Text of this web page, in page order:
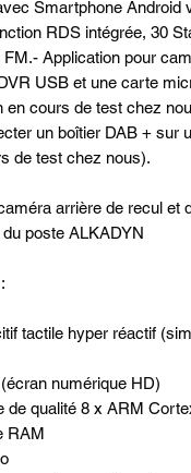
Smartphone Android
RDS intégrée, 30
Application pour
USB et une carte
en cours de test chez
un boîtier DAB + sur
de test chez nous).
arrière de recul et
poste ALKADYN
tactile hyper réactif
numérique HD)
de qualité 8 x ARM
RAM